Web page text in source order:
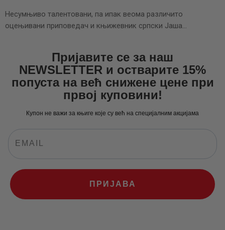
Несумњиво талентовани, па ипак веома различито
оцењивани приповедач и књижевник српски Јаша…
Пријавите се за наш
NEWSLETTER и остварите 15%
попуста на већ снижене цене при
првој куповини!
Купон не важи за књиге које су већ на специјалним акцијама
ПРИЈАВА